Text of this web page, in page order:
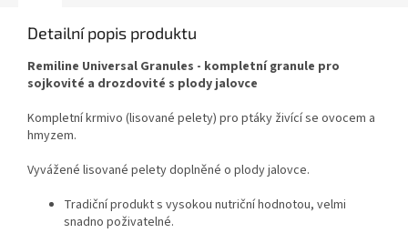
Detailní popis produktu
Remiline Universal Granules - kompletní granule pro
sojkovité a drozdovité s plody jalovce
Kompletní krmivo (lisované pelety) pro ptáky živící se ovocem a
hmyzem.
Vyvážené lisované pelety doplněné o plody jalovce.
Tradiční produkt s vysokou nutriční hodnotou, velmi
snadno poživatelné.